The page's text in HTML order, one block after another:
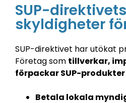
SUP-direktivets
skyldigheter
SUP-direktivet har utökat
Företag som tillverkar,
förpackar SUP-produkter
Betala lokala